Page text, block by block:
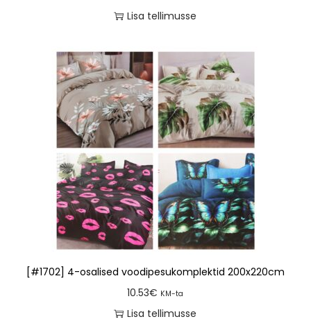
Lisa tellimusse
[#1702] 4-osalised voodipesukomplektid 200x220cm
10.53€ KM-ta
Lisa tellimusse